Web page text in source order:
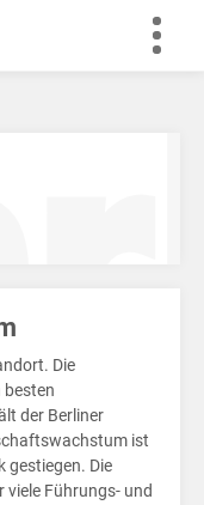
Die
der Berliner
ist
gestiegen. Die
Führungs- und